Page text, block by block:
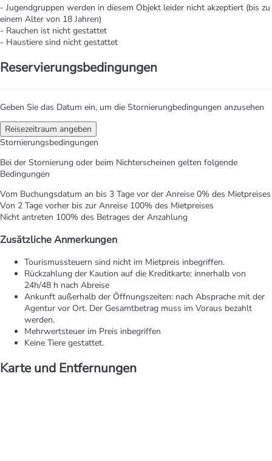
- Jugendgruppen werden in diesem Objekt leider nicht akzeptiert (bis zu
einem Alter von 18 Jahren)
- Rauchen ist nicht gestattet
- Haustiere sind nicht gestattet
Reservierungsbedingungen
Geben Sie das Datum ein, um die Stornierungbedingungen anzusehen
Reisezeitraum angeben
Stornierungsbedingungen
Bei der Stornierung oder beim Nichterscheinen gelten folgende
Bedingungen
Vom Buchungsdatum an bis 3 Tage vor der Anreise 0% des Mietpreises
Von 2 Tage vorher bis zur Anreise 100% des Mietpreises
Nicht antreten 100% des Betrages der Anzahlung
Zusätzliche Anmerkungen
Tourismussteuern sind nicht im Mietpreis inbegriffen.
Rückzahlung der Kaution auf die Kreditkarte: innerhalb von
24h/48 h nach Abreise
Ankunft außerhalb der Öffnungszeiten: nach Absprache mit der
Agentur vor Ort. Der Gesamtbetrag muss im Voraus bezahlt
werden.
Mehrwertsteuer im Preis inbegriffen
Keine Tiere gestattet.
Karte und Entfernungen